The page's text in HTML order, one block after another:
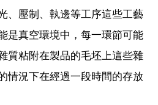
、壓制、執邊等工序這些工藝
是真空環境中，每一環節可能
質粘附在製品的毛坯上這些雜
情況下在經過一段時間的存放